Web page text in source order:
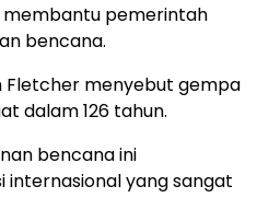
membantu pemerintah
bencana.
Fletcher menyebut gempa
dalam 126 tahun.
bencana ini
yang sangat